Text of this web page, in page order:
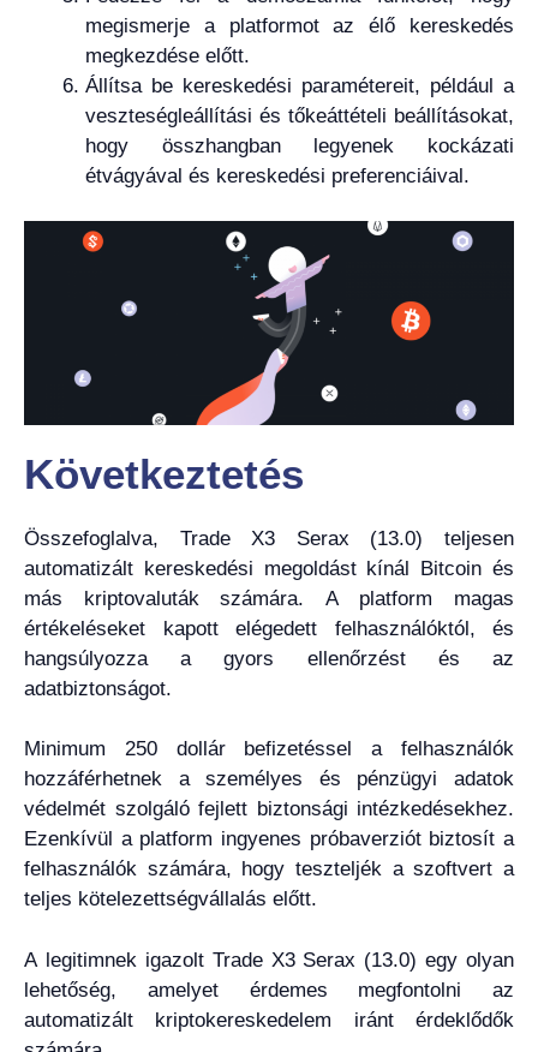
megismerje a platformot az élő kereskedés
megkezdése előtt.
Állítsa be kereskedési paramétereit, például a
veszteségleállítási és tőkeáttételi beállításokat,
hogy összhangban legyenek kockázati
étvágyával és kereskedési preferenciáival.
Következtetés
Összefoglalva, Trade X3 Serax (13.0) teljesen
automatizált kereskedési megoldást kínál Bitcoin és
más kriptovaluták számára. A platform magas
értékeléseket kapott elégedett felhasználóktól, és
hangsúlyozza a gyors ellenőrzést és az
adatbiztonságot.
Minimum 250 dollár befizetéssel a felhasználók
hozzáférhetnek a személyes és pénzügyi adatok
védelmét szolgáló fejlett biztonsági intézkedésekhez.
Ezenkívül a platform ingyenes próbaverziót biztosít a
felhasználók számára, hogy teszteljék a szoftvert a
teljes kötelezettségvállalás előtt.
A legitimnek igazolt Trade X3 Serax (13.0) egy olyan
lehetőség, amelyet érdemes megfontolni az
automatizált kriptokereskedelem iránt érdeklődők